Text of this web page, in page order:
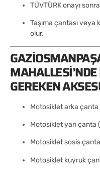
TÜVTÜRK onayı
Taşıma çantası
olur.
GEREKEN
Motosiklet arka
Motosiklet yan çanta
Motosiklet sosis çanta
Motosiklet kuyruk